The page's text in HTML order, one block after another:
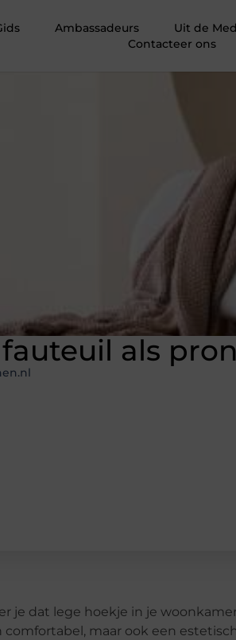
Ambassadeurs Uit de
Contacteer ons
fauteuil als
je dat lege hoekje in je
maar ook een